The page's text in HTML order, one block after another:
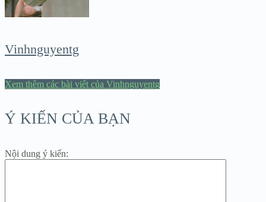
Vinhnguyentg
Xem thêm các bài viết của Vinhnguyentg
Ý KIẾN CỦA BẠN
Nội dung ý kiến: